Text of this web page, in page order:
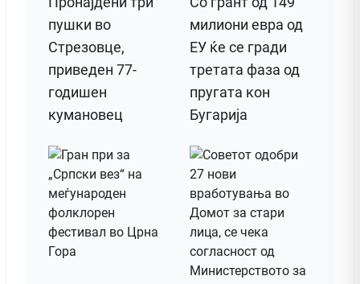
пушки во
Стрезовце,
приведен 77-
годишен
кумановец
милиони евра од
ЕУ ќе се гради
третата фаза од
пругата кон
Бугарија